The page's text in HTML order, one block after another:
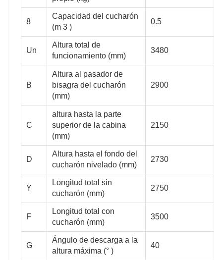
8
Capacidad del cucharón
(m 3 )
0.5
Un
Altura total de
funcionamiento (mm)
3480
B
Altura al pasador de
bisagra del cucharón
(mm)
2900
C
altura hasta la parte
superior de la cabina
(mm)
2150
D
Altura hasta el fondo del
cucharón nivelado (mm)
2730
Y
Longitud total sin
cucharón (mm)
2750
F
Longitud total con
cucharón (mm)
3500
G
Ángulo de descarga a la
altura máxima (° )
40
74/100
4500
0.55
4070
3150